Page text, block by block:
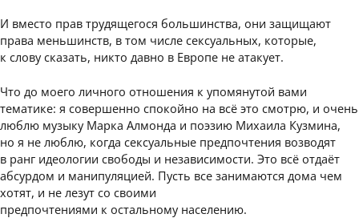
И вместо прав трудящегося большинства, они защищают
права меньшинств, в том числе сексуальных, которые,
к слову сказать, никто давно в Европе не атакует.
Что до моего личного отношения к упомянутой вами
тематике: я совершенно спокойно на всё это смотрю, и очень
люблю музыку Марка Алмонда и поэзию Михаила Кузмина,
но я не люблю, когда сексуальные предпочтения возводят
в ранг идеологии свободы и независимости. Это всё отдаёт
абсурдом и манипуляцией. Пусть все занимаются дома чем
хотят, и не лезут со своими
предпочтениями к остальному населению.